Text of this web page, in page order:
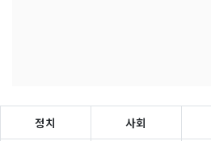
정치 사회